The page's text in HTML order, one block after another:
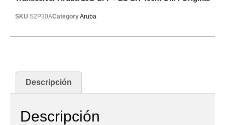
SKU S2P30ACategoryAruba
Descripción
Descripción